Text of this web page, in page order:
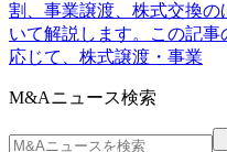
割、事業譲渡、株式交換
いて解説します。この記
応じて、株式譲渡・事業
M&Aニュース検索